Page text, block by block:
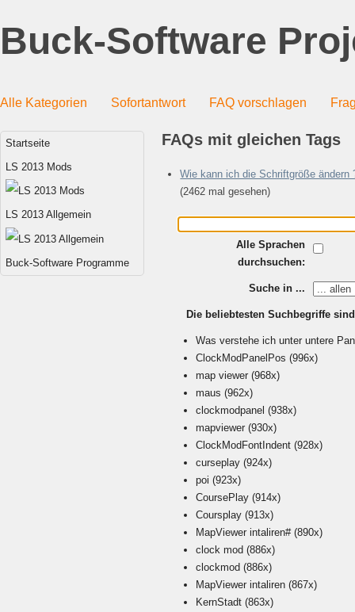
Buck-Software
Alle Kategorien Sofortantwort FAQ vorschlagen
Startseite
LS 2013 Mods
LS 2013 Allgemein
Buck-Software Programme
FAQs mit gleichen Tags
Wie kann ich die Schriftgröße ändern
(2462 mal gesehen)
Alle Sprachen
durchsuchen:
Suche in ...
Die beliebtesten Suchbegriffe
Was verstehe ich unter untere
ClockModPanelPos (996x)
map viewer (968x)
maus (962x)
clockmodpanel (938x)
mapviewer (930x)
ClockModFontIndent (928x)
curseplay (924x)
poi (923x)
CoursePlay (914x)
Coursplay (913x)
MapViewer intaliren#(890x)
clock mod (886x)
clockmod (886x)
MapViewer intaliren (867x)
KernStadt (863x)